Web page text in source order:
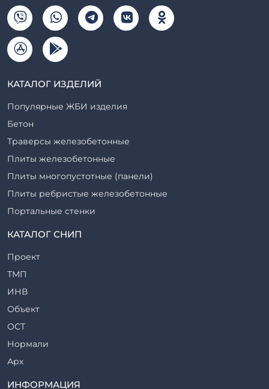
КАТАЛОГ ИЗДЕЛИЙ
Популярные ЖБИ изделия
Бетон
Траверсы железобетонные
Плиты железобетонные
Плиты многопустотные (панели)
Плиты ребристые железобетонные
Портальные стенки
Прогоны железобетонные
Ригели железобетонные
Сваи железобетонные
Стеновые блоки
Стойки железобетонные
Столбы железобетонные
Закладные детали
Трубы железобетонные
Утяжелители железобетонные
КАТАЛОГ СНИП
Проект
ТМП
ИНВ
Объект
ОСТ
Нормали
Арх
ТР
ИНФОРМАЦИЯ